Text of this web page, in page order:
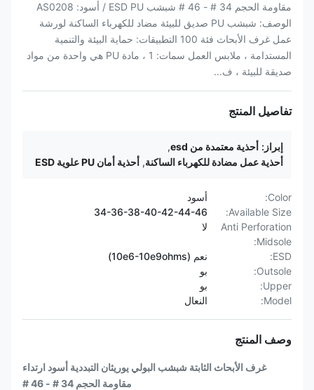
مقاومة الحجم 34 # - 46 # شبشب ESD PU / أسود: AS0208
الوصف: شبشب PU صديق للبيئة مضاد للكهرباء الساكنة لورشة
عمل غرف الأبحاث فئة 100 التطبيقات: حماية البيئة والتنمية
المستدامة ، ملابس العمل سمات: 1 ، مادة PU هي واحدة من مواد
صديقة للبيئة ، ف...
تفاصيل المنتج
إبراز: أحذية معتمدة من esd
,
أحذية عمل مضادة للكهرباء الساكنة, أحذية أمان PU علوية ESD
Color:
أسود
Available Size:
34-36-38-40-42-44-46
Anti Perforation
Midsole:
لا
ESD:
نعم (10e6-10e9ohms)
Outsole:
بو
Upper:
بو
Model:
النعال
وصف المنتج
غرف الأبحاث الثابتة شبشب البولي يوريثان التبددية أسود ارتداء
مقاومة الحجم 34 # - 46 #